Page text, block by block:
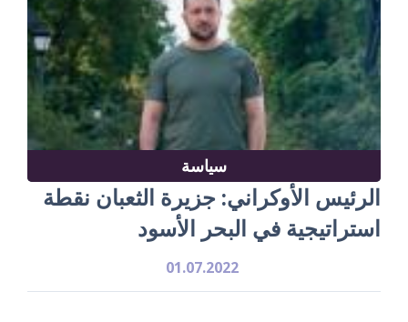
سياسة
الرئيس الأوكراني: جزيرة الثعبان نقطة
استراتيجية في البحر الأسود
01.07.2022